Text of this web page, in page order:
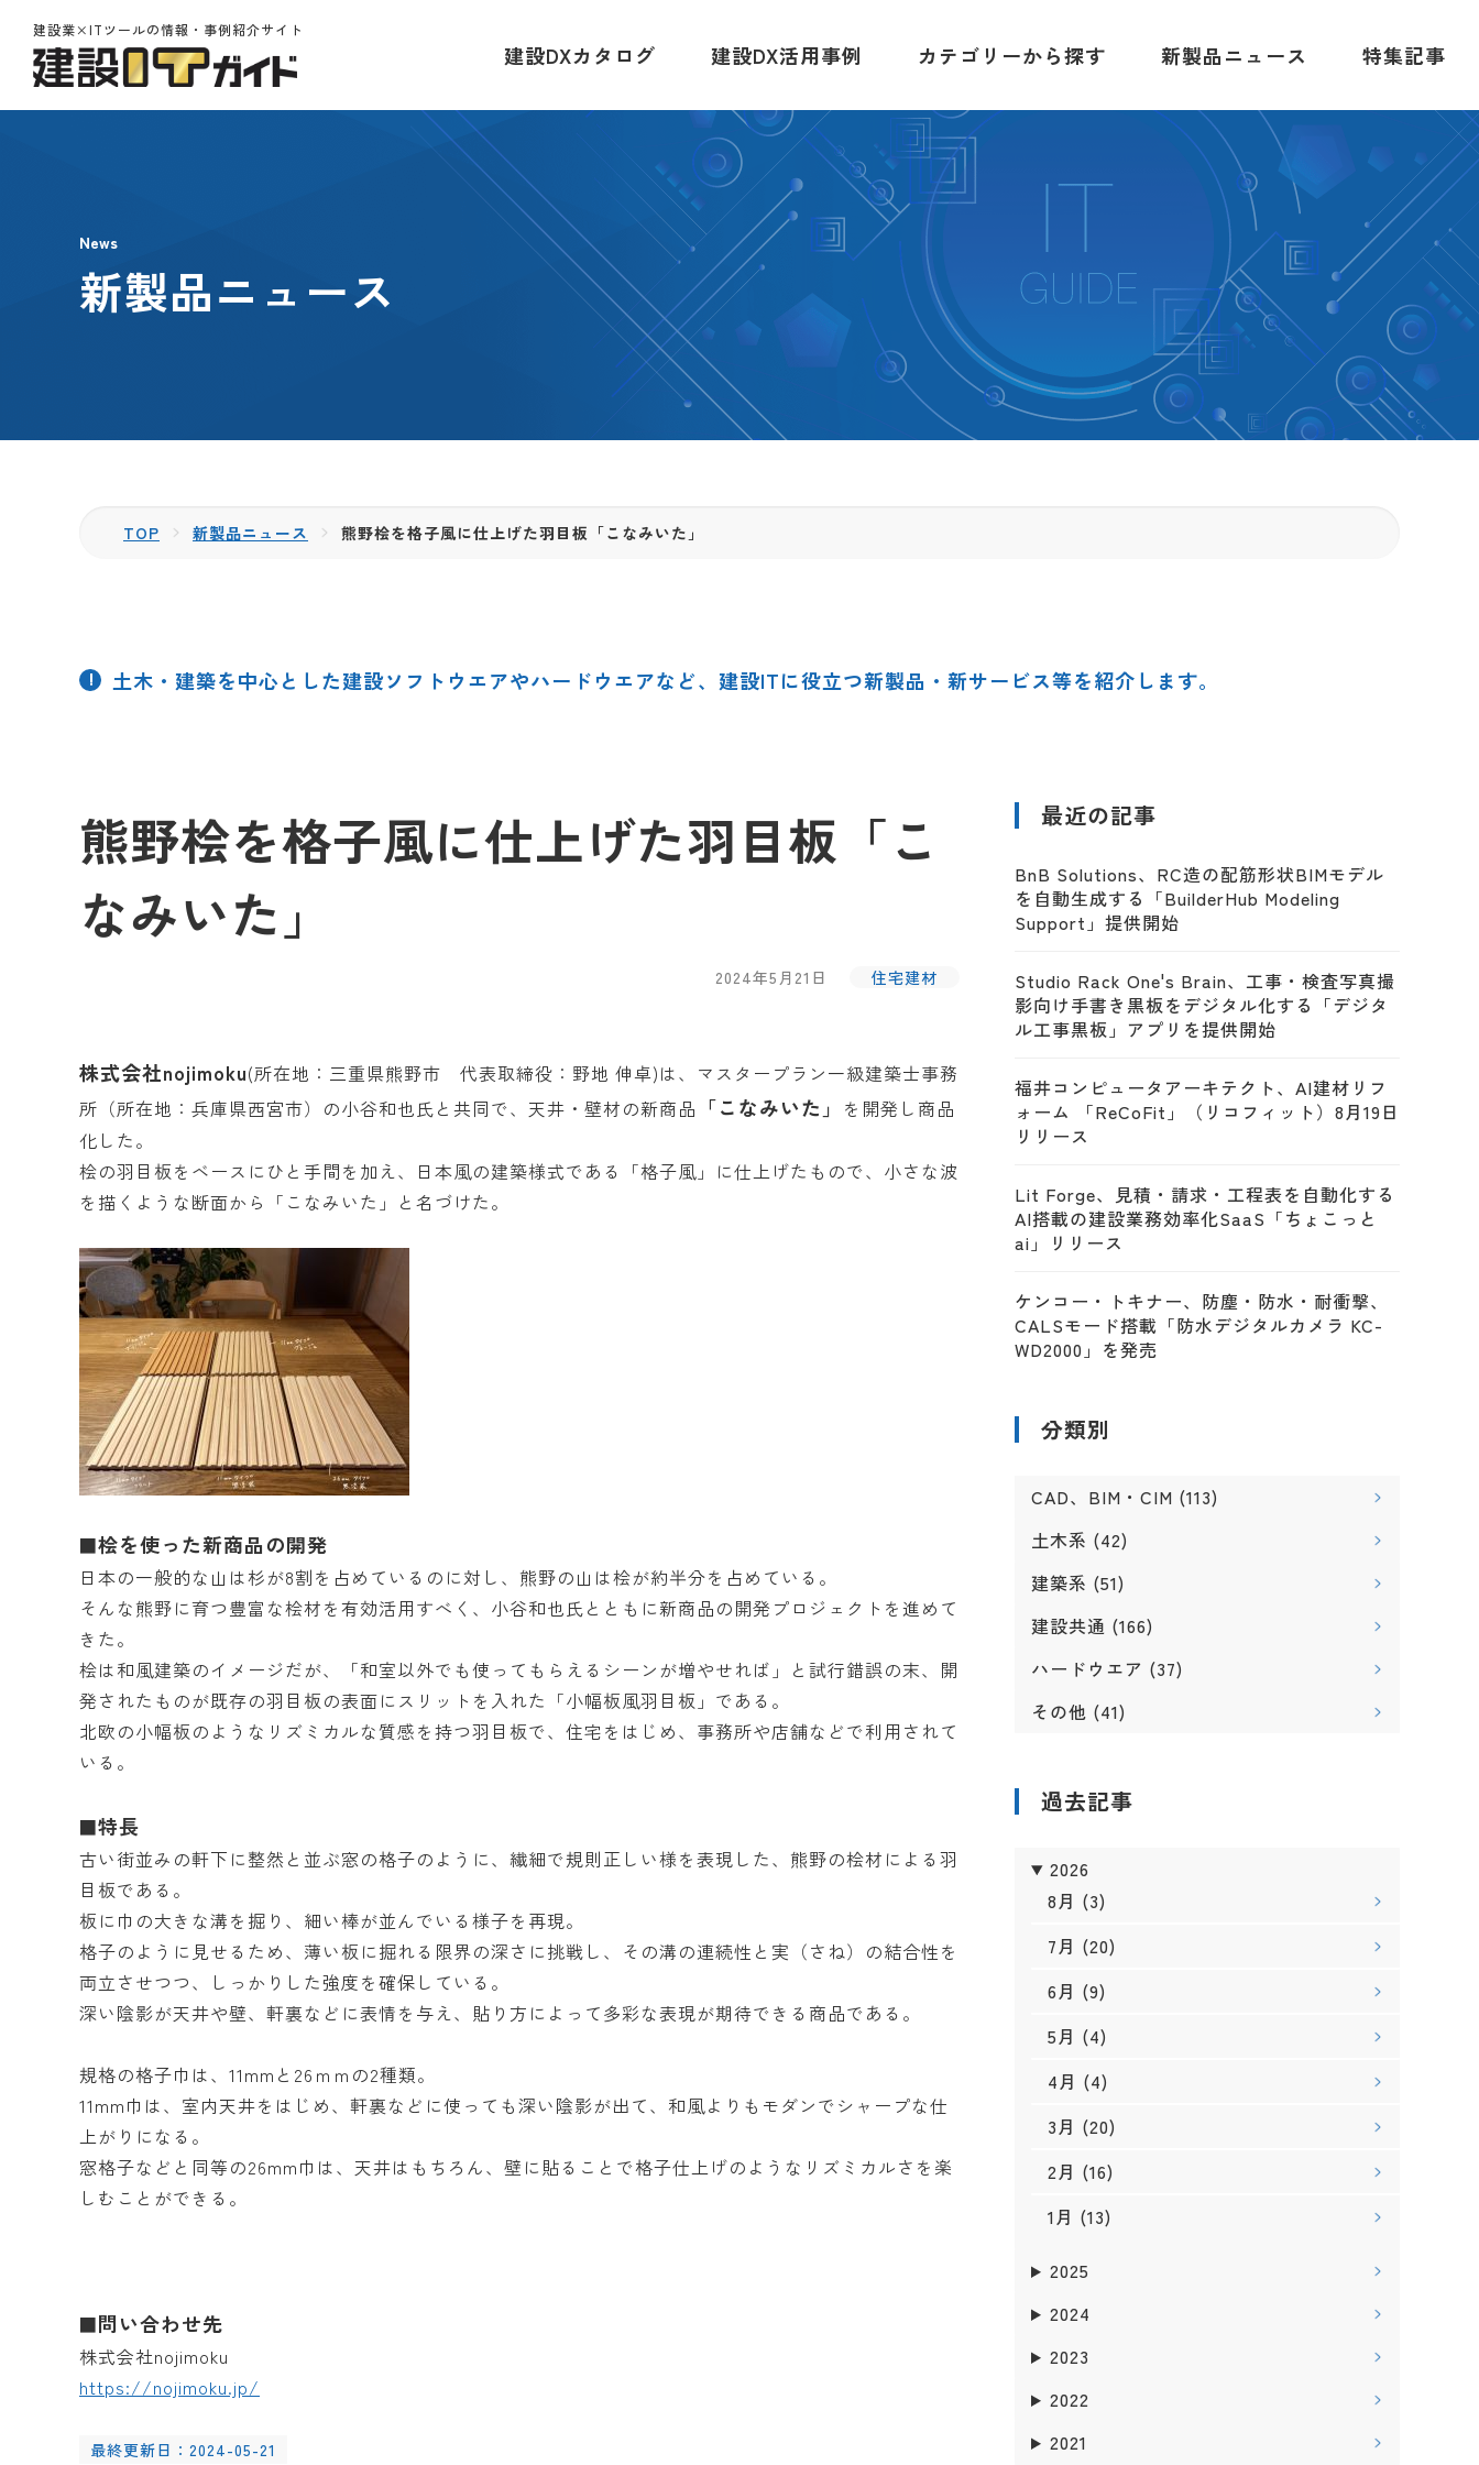
建設業×ITツールの情報・事例紹介サイト
建設DXカタログ 建設DX活用事例 カテゴリーから探す 新製品ニュース 特集記事
News
新製品ニュース
TOP 新製品ニュース 熊野桧を格子風に仕上げた羽目板「こなみいた」
土木・建築を中心とした建設ソフトウエアやハードウエアなど、建設ITに役立つ新製品・新サービス等を紹介します。
熊野桧を格子風に仕上げた羽目板「こ
なみいた」
2024年5月21日 住宅建材
株式会社nojimoku(所在地：三重県熊野市 代表取締役：野地 伸卓)は、マスタープラン一級建築士事務
所（所在地：兵庫県西宮市）の小谷和也氏と共同で、天井・壁材の新商品 「こなみいた」 を開発し商品
化した。
桧の羽目板をベースにひと手間を加え、日本風の建築様式である「格子風」に仕上げたもので、小さな波
を描くような断面から「こなみいた」と名づけた。
■桧を使った新商品の開発
日本の一般的な山は杉が8割を占めているのに対し、熊野の山は桧が約半分を占めている。
そんな熊野に育つ豊富な桧材を有効活用すべく、小谷和也氏とともに新商品の開発プロジェクトを進めて
きた。
桧は和風建築のイメージだが、「和室以外でも使ってもらえるシーンが増やせれば」と試行錯誤の末、開
発されたものが既存の羽目板の表面にスリットを入れた「小幅板風羽目板」である。
北欧の小幅板のようなリズミカルな質感を持つ羽目板で、住宅をはじめ、事務所や店舗などで利用されて
いる。
■特長
古い街並みの軒下に整然と並ぶ窓の格子のように、繊細で規則正しい様を表現した、熊野の桧材による羽
目板である。
板に巾の大きな溝を掘り、細い棒が並んでいる様子を再現。
格子のように見せるため、薄い板に掘れる限界の深さに挑戦し、その溝の連続性と実（さね）の結合性を
両立させつつ、しっかりした強度を確保している。
深い陰影が天井や壁、軒裏などに表情を与え、貼り方によって多彩な表現が期待できる商品である。
規格の格子巾は、11mmと26ｍｍの2種類。
11mm巾は、室内天井をはじめ、軒裏などに使っても深い陰影が出て、和風よりもモダンでシャープな仕
上がりになる。
窓格子などと同等の26mm巾は、天井はもちろん、壁に貼ることで格子仕上げのようなリズミカルさを楽
しむことができる。
■問い合わせ先
株式会社nojimoku
https://nojimoku.jp/
最終更新日：2024-05-21
最近の記事
BnB Solutions、RC造の配筋形状BIMモデル
を自動生成する「BuilderHub Modeling
Support」提供開始
Studio Rack One's Brain、工事・検査写真撮
影向け手書き黒板をデジタル化する「デジタ
ル工事黒板」アプリを提供開始
福井コンピュータアーキテクト、AI建材リフ
ォーム 「ReCoFit」（リコフィット）8月19日
リリース
Lit Forge、見積・請求・工程表を自動化する
AI搭載の建設業務効率化SaaS「ちょこっと
ai」リリース
ケンコー・トキナー、防塵・防水・耐衝撃、
CALSモード搭載「防水デジタルカメラ KC-
WD2000」を発売
分類別
CAD、BIM・CIM (113)
土木系 (42)
建築系 (51)
建設共通 (166)
ハードウエア (37)
その他 (41)
過去記事
2026
8月 (3)
7月 (20)
6月 (9)
5月 (4)
4月 (4)
3月 (20)
2月 (16)
1月 (13)
2025
2024
2023
2022
2021